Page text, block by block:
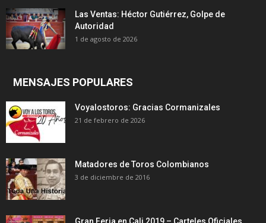
Las Ventas: Héctor Gutiérrez, Golpe de
Autoridad
1 de agosto de 2026
MENSAJES POPULARES
Voyalostoros: Gracias Cormanizales
21 de febrero de 2026
Matadores de Toros Colombianos
3 de diciembre de 2016